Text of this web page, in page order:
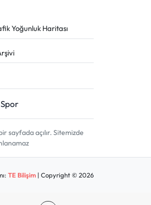
Yoğunluk Haritası
Spor
sayfada açılır. Sitemizde
TE Bilişim | Copyright © 2026